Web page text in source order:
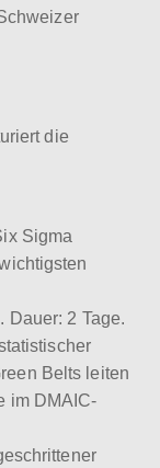
die
Sigma
Dauer: 2 Tage.
Belts leiten
im DMAIC-